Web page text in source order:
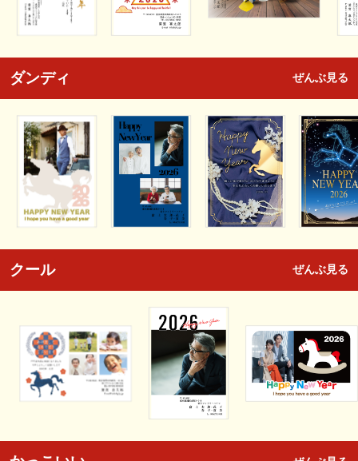
ダンディ ぜんぶ見る
クール ぜんぶ見る